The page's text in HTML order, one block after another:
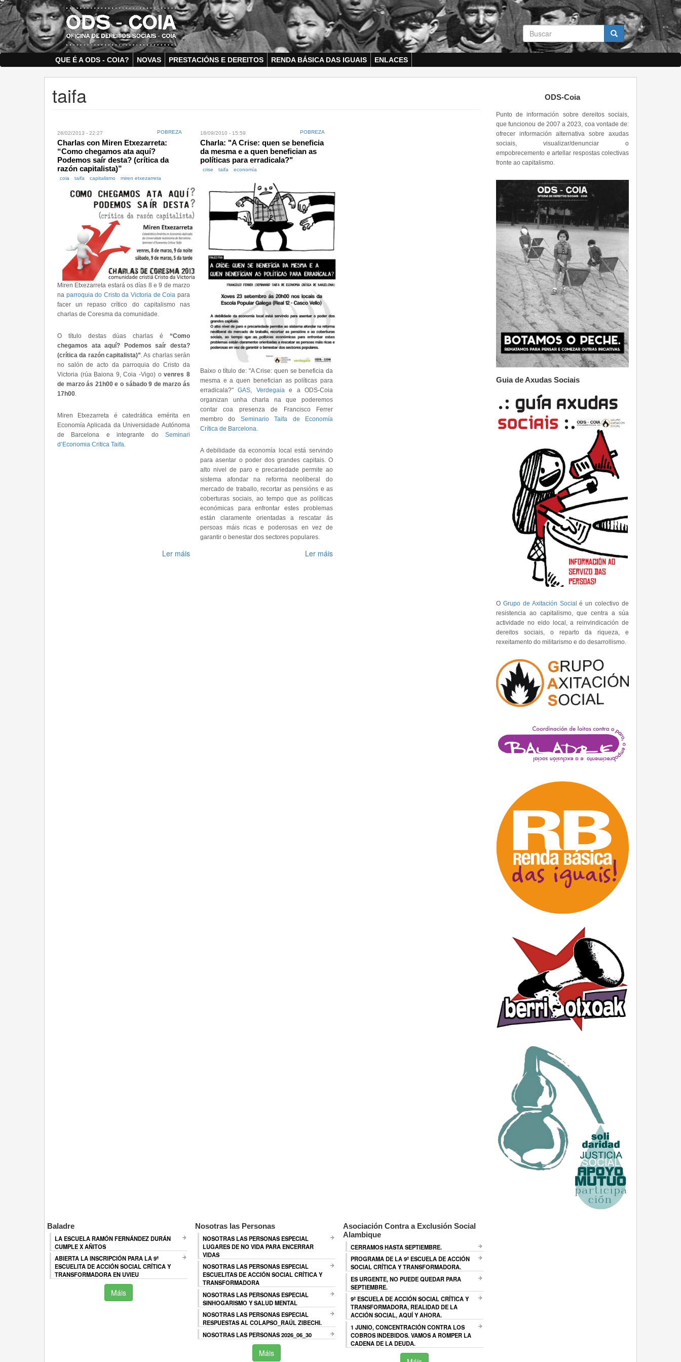
Skip
to
main
content
Formulario
de
busca
Buscar
QUE É A ODS - COIA? NOVAS PRESTACIÓNS E DEREITOS RENDA BÁSICA DAS IGUAIS ENLACES
taifa
28/02/2013 - 22:27 POBREZA
Charlas con Miren Etxezarreta:
“Como chegamos ata aquí?
Podemos saír desta? (crítica da
razón capitalista)”
coia taifa capitalismo miren etxezarreta
Miren Etxezarreta estará os días 8 e 9 de marzo
na parroquia do Cristo da Victoria de Coia para
facer un repaso crítico do capitalismo nas
charlas de Coresma da comunidade.
O título destas dúas charlas é “Como
chegamos ata aquí? Podemos saír desta?
(crítica da razón capitalista)” . As charlas serán
no salón de acto da parroquia do Cristo da
Victoria (rúa Baiona 9, Coia -Vigo) ovenres 8
de marzo ás 21h00 e o sábado 9 de marzo ás
17h00
Miren Etxezarreta é catedrática emérita en
Economía Aplicada da Universidade Autónoma
de Barcelona e integrante do Seminari
d’Economia Critica Taifa
Ler máis
18/09/2010 - 15:59 POBREZA
Charla: "A Crise: quen se beneficia
da mesma e a quen benefician as
políticas para erradicala?"
crise taifa economía
Baixo o título de: "A Crise: quen se beneficia da
mesma e a quen benefician as políticas para
erradicala?"GAS, Verdegaiae a ODS-Coia
organizan unha charla na que poderemos
contar coa presenza de Francisco Ferrer
membro do Seminario Taifa de Economía
Crítica de Barcelona.
A debilidade da economía local está servindo
para asentar o poder dos grandes capitais. O
alto nivel de paro e precariedade permite ao
sistema afondar na reforma neoliberal do
mercado de traballo, recortar as pensións e as
coberturas sociais, ao tempo que as políticas
económicas para enfrontar estes problemas
están claramente orientadas a rescatar ás
persoas máis ricas e poderosas en vez de
garantir o benestar dos sectores populares.
Ler máis
ODS-Coia
Punto de información sobre dereitos sociais,
que funcionou de 2007 a 2023, coa vontade de:
ofrecer información alternativa sobre axudas
sociais, visualizar/denunciar o
empobrecemento e artellar respostas colectivas
fronte ao capitalismo.
Guia de Axudas Sociais
O Grupo de Axitación Social é un colectivo de
resistencia ao capitalismo, que centra a súa
actividade no eido local, a reinvindicación de
dereitos sociais, o reparto da riqueza, e
rexeitamento do militarismo e do desarrollismo.
Baladre
LA ESCUELA RAMÓN FERNÁNDEZ DURÁN
CUMPLE X AÑITOS
ABIERTA LA INSCRIPCIÓN PARA LA 9ª
ESCUELITA DE ACCIÓN SOCIAL CRÍTICA Y
TRANSFORMADORA EN UVIEU
Máis
Nosotras las Personas
NOSOTRAS LAS PERSONAS ESPECIAL
LUGARES DE NO VIDA PARA ENCERRAR
VIDAS
NOSOTRAS LAS PERSONAS ESPECIAL
ESCUELITAS DE ACCIÓN SOCIAL CRÍTICA Y
TRANSFORMADORA
NOSOTRAS LAS PERSONAS ESPECIAL
SINHOGARISMO Y SALUD MENTAL
NOSOTRAS LAS PERSONAS ESPECIAL
RESPUESTAS AL COLAPSO_RAÚL ZIBECHI.
NOSOTRAS LAS PERSONAS 2026_06_30
Máis
Asociación Contra a Exclusión Social
Alambique
CERRAMOS HASTA SEPTIEMBRE.
PROGRAMA DE LA 9ª ESCUELA DE ACCIÓN
SOCIAL CRÍTICA Y TRANSFORMADORA.
ES URGENTE, NO PUEDE QUEDAR PARA
SEPTIEMBRE.
9ª ESCUELA DE ACCIÓN SOCIAL CRÍTICA Y
TRANSFORMADORA, REALIDAD DE LA
ACCIÓN SOCIAL, AQUÍ Y AHORA.
1 JUNIO, CONCENTRACIÓN CONTRA LOS
COBROS INDEBIDOS. VAMOS A ROMPER LA
CADENA DE LA DEUDA.